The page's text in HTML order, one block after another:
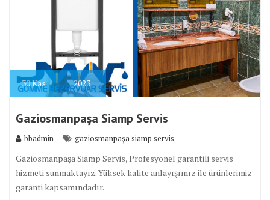
30Kas 2023
Gaziosmanpaşa Siamp Servis
bbadmin gaziosmanpaşa siamp servis
Gaziosmanpaşa Siamp Servis, Profesyonel garantili servis
hizmeti sunmaktayız. Yüksek kalite anlayışımız ile ürünlerimiz
garanti kapsamındadır.